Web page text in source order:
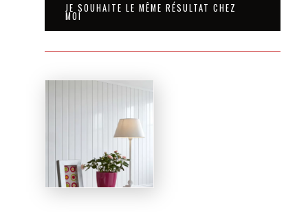
JE SOUHAITE LE MÊME RÉSULTAT CHEZ
MOI